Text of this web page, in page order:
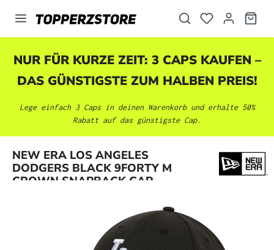
springen
NUR FÜR KURZE ZEIT: 3 CAPS KAUFEN –
DAS GÜNSTIGSTE ZUM HALBEN PREIS!
Lege einfach 3 Caps in deinen Warenkorb und erhalte 50%
Rabatt auf das günstigste Cap.
NEW ERA LOS ANGELES
DODGERS BLACK 9FORTY M
CROWN SNAPBACK CAP
Bildergalerie überspringen